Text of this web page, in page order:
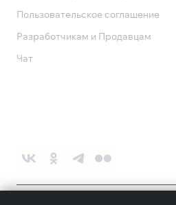
Пользовательское соглашение
Разработчикам и Продавцам
Чат